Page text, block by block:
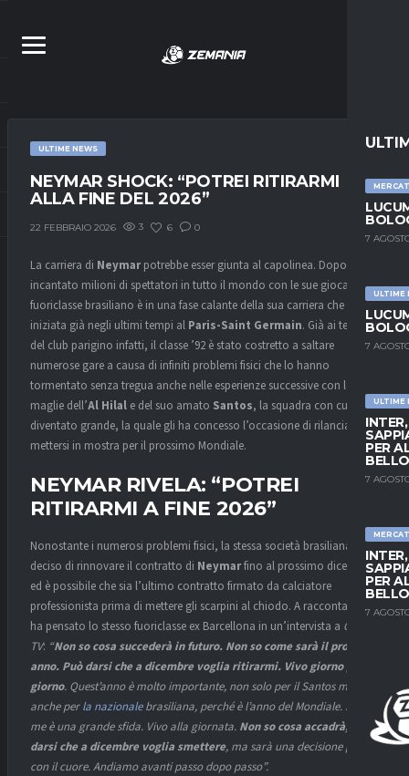
7
ULTIME
7
ULTIME
PER
7
PER
7
ULTIME NEWS
NEYMAR SHOCK: “POTREI RITIRARMI
ALLA FINE DEL 2026”
22 FEBBRAIO 2026 3 6 0
La carriera di Neymarpotrebbe esser giunta al capolinea. Dopo aver
incantato milioni di spettatori in tutto il mondo con le sue giocate, il
fuoriclasse brasiliano è in una fase calante della sua carriera che è
iniziata già negli ultimi tempi al Paris-Saint Germain. Già ai tempi
del club parigino infatti, il classe ’92 è stato costretto a saltare
numerose gare a causa di infiniti problemi fisici che lo hanno
tormentato senza tregua anche nelle esperienze successive con le
maglie dell’Al Hilal e del suo amato Santos, la squadra con cui è
diventato grande, la quale gli ha concesso l’occasione di rilanciarsi e
mettersi in mostra per il prossimo Mondiale.
NEYMAR RIVELA: “POTREI
RITIRARMI A FINE 2026”
Nonostante i numerosi problemi fisici, la stessa società brasiliana ha
deciso di rinnovare il contratto di Neymarfino al prossimo dicembre
ed è possibile che sia l’ultimo contratto firmato da calciatore
professionista prima di mettere gli scarpini al chiodo. A raccontarlo ci
ha pensato lo stesso fuoriclasse ex Barcellona in un’intervista a Cazè
TV: “Non so cosa succederà in futuro. Non so come sarà il prossimo
anno. Può darsi che a dicembre voglia ritirarmi. Vivo giorno per
giorno. Quest’anno è molto importante, non solo per il Santos ma
anche perla nazionalebrasiliana, perché è l’anno del Mondiale. Per
me è una grande sfida. Vivo alla giornata. Non so cosa accadrà, può
darsi che a dicembre voglia smettere, ma sarà una decisione presa
con il cuore. Andiamo avanti passo dopo passo”.